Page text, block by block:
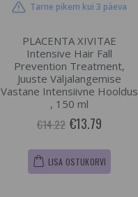
Tarne pikem kui 3 päeva
PLACENTA XIVITAE
Intensive Hair Fall
Prevention Treatment,
Juuste Väljalangemise
Vastane Intensiivne Hooldus
, 150 ml
€14.22 €13.79
LISA OSTUKORVI